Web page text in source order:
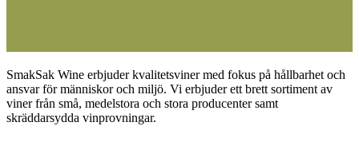
SmakSak Wine erbjuder kvalitetsviner med fokus på hållbarhet och
ansvar för människor och miljö. Vi erbjuder ett brett sortiment av
viner från små, medelstora och stora producenter samt
skräddarsydda vinprovningar.